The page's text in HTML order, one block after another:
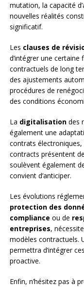
mutation, la capacité
nouvelles réalités
significatif.
Les clauses de
d’intégrer une
contractuels de long
des ajustements
procédures de
des conditions
La digitalisation des
également une
contrats
contracts présentent
soulèvent également
convient d’anticiper.
Les évolutions
protection des
compliance ou de
entreprises,
modèles contractuels.
permettra d’intégrer
proactive.
Enfin, n’hésitez pas à